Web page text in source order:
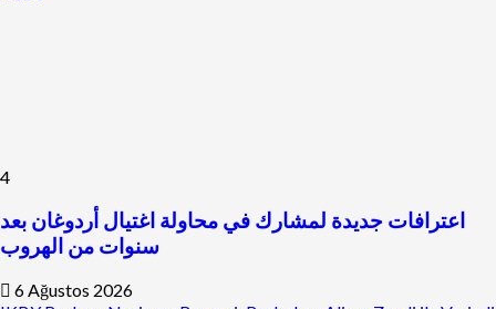
4
اعترافات جديدة لمشارك في محاولة اغتيال أردوغان بعد
سنوات من الهروب
6 Ağustos 2026